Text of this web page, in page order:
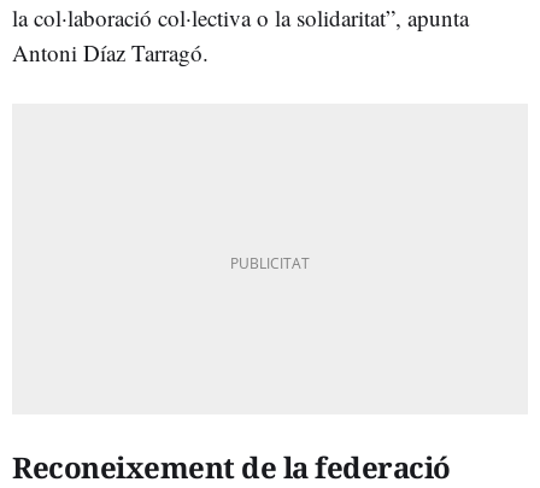
la col·laboració col·lectiva o la solidaritat”, apunta
Antoni Díaz Tarragó.
Reconeixement de la federació